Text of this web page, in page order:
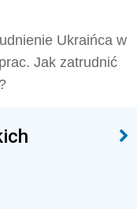
Ukraińca w
Jak zatrudnić